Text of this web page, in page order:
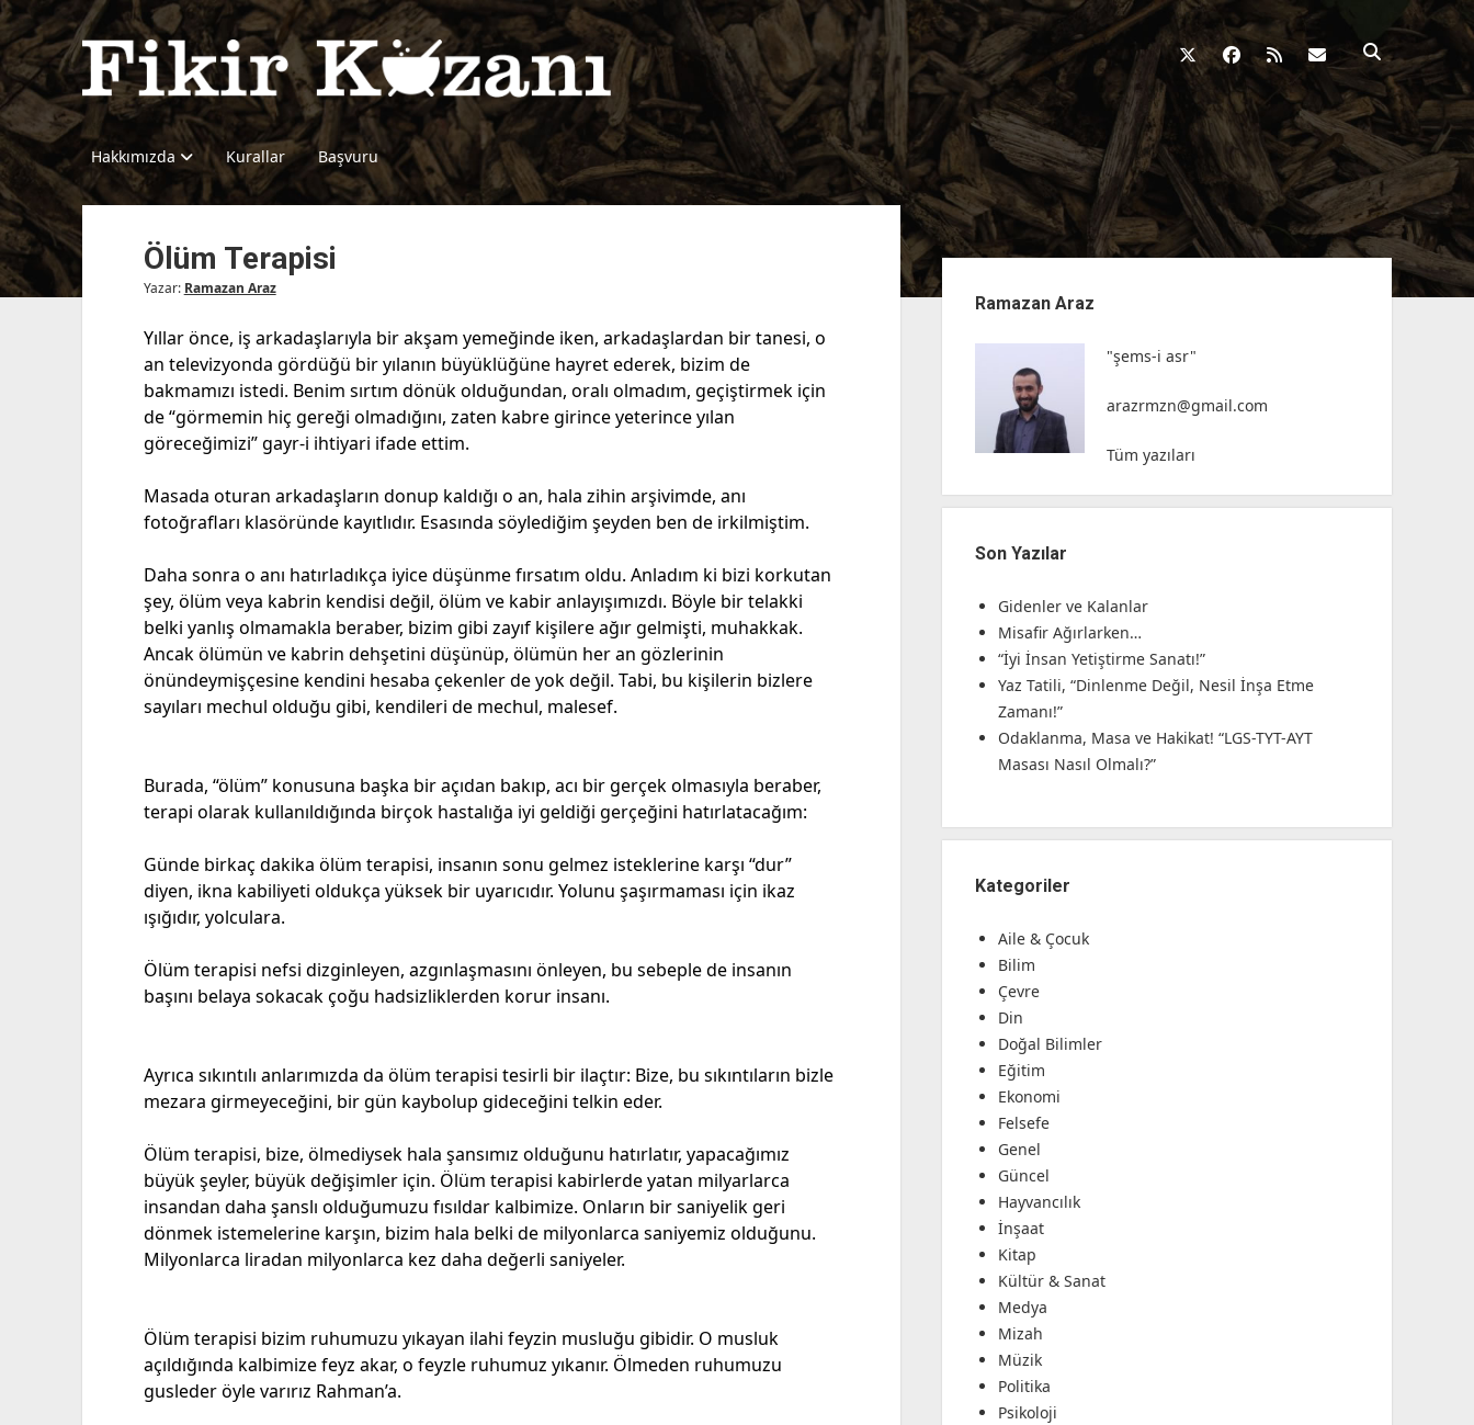
Fikir
Kazanı
twitterfacebook
rss
Hakkımızda Kurallar Başvuru
Ölüm Terapisi
Yazar: Ramazan Araz
Yıllar önce, iş arkadaşlarıyla bir akşam yemeğinde iken, arkadaşlardan bir tanesi, o
an televizyonda gördüğü bir yılanın büyüklüğüne hayret ederek, bizim de
bakmamızı istedi. Benim sırtım dönük olduğundan, oralı olmadım, geçiştirmek için
de “görmemin hiç gereği olmadığını, zaten kabre girince yeterince yılan
göreceğimizi” gayr-i ihtiyari ifade ettim.
Masada oturan arkadaşların donup kaldığı o an, hala zihin arşivimde, anı
fotoğrafları klasöründe kayıtlıdır. Esasında söylediğim şeyden ben de irkilmiştim.
Daha sonra o anı hatırladıkça iyice düşünme fırsatım oldu. Anladım ki bizi korkutan
şey, ölüm veya kabrin kendisi değil, ölüm ve kabir anlayışımızdı. Böyle bir telakki
belki yanlış olmamakla beraber, bizim gibi zayıf kişilere ağır gelmişti, muhakkak.
Ancak ölümün ve kabrin dehşetini düşünüp, ölümün her an gözlerinin
önündeymişçesine kendini hesaba çekenler de yok değil. Tabi, bu kişilerin bizlere
sayıları mechul olduğu gibi, kendileri de mechul, malesef.
Burada, “ölüm” konusuna başka bir açıdan bakıp, acı bir gerçek olmasıyla beraber,
terapi olarak kullanıldığında birçok hastalığa iyi geldiği gerçeğini hatırlatacağım:
Günde birkaç dakika ölüm terapisi, insanın sonu gelmez isteklerine karşı “dur”
diyen, ikna kabiliyeti oldukça yüksek bir uyarıcıdır. Yolunu şaşırmaması için ikaz
ışığıdır, yolculara.
Ölüm terapisi nefsi dizginleyen, azgınlaşmasını önleyen, bu sebeple de insanın
başını belaya sokacak çoğu hadsizliklerden korur insanı.
Ayrıca sıkıntılı anlarımızda da ölüm terapisi tesirli bir ilaçtır: Bize, bu sıkıntıların bizle
mezara girmeyeceğini, bir gün kaybolup gideceğini telkin eder.
Ölüm terapisi, bize, ölmediysek hala şansımız olduğunu hatırlatır, yapacağımız
büyük şeyler, büyük değişimler için. Ölüm terapisi kabirlerde yatan milyarlarca
insandan daha şanslı olduğumuzu fısıldar kalbimize. Onların bir saniyelik geri
dönmek istemelerine karşın, bizim hala belki de milyonlarca saniyemiz olduğunu.
Milyonlarca liradan milyonlarca kez daha değerli saniyeler.
Ölüm terapisi bizim ruhumuzu yıkayan ilahi feyzin musluğu gibidir. O musluk
açıldığında kalbimize feyz akar, o feyzle ruhumuz yıkanır. Ölmeden ruhumuzu
gusleder öyle varırız Rahman’a.
MenüRamazan Araz
"şems-i asr"
arazrmzn@gmail.com
Tüm yazıları
Son Yazılar
Gidenler ve Kalanlar
Misafir Ağırlarken…
“İyi İnsan Yetiştirme Sanatı!”
Yaz Tatili, “Dinlenme Değil, Nesil İnşa Etme
Zamanı!”
Odaklanma, Masa ve Hakikat! “LGS-TYT-AYT
Masası Nasıl Olmalı?”
Kategoriler
Aile & Çocuk
Bilim
Çevre
Din
Doğal Bilimler
Eğitim
Ekonomi
Felsefe
Genel
Güncel
Hayvancılık
İnşaat
Kitap
Kültür & Sanat
Medya
Mizah
Müzik
Politika
Psikoloji